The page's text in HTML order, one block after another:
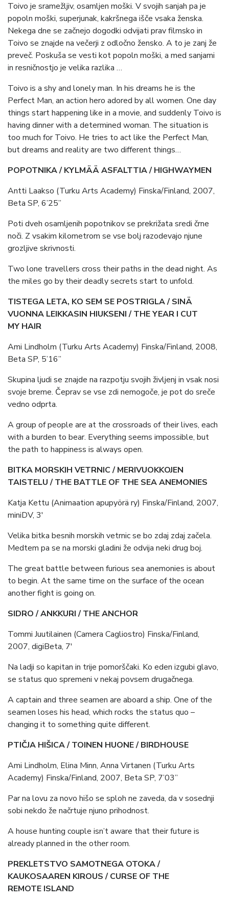
Toivo je sramežljiv, osamljen moški. V svojih sanjah pa je
popoln moški, superjunak, kakršnega išče vsaka ženska.
Nekega dne se začnejo dogodki odvijati prav filmsko in
Toivo se znajde na večerji z odločno žensko. A to je zanj že
preveč. Poskuša se vesti kot popoln moški, a med sanjami
in resničnostjo je velika razlika …
Toivo is a shy and lonely man. In his dreams he is the
Perfect Man, an action hero adored by all women. One day
things start happening like in a movie, and suddenly Toivo is
having dinner with a determined woman. The situation is
too much for Toivo. He tries to act like the Perfect Man,
but dreams and reality are two different things…
POPOTNIKA / KYLMÄÄ ASFALTTIA / HIGHWAYMEN
Antti Laakso (Turku Arts Academy) Finska/Finland, 2007,
Beta SP, 6’25”
Poti dveh osamljenih popotnikov se prekrižata sredi črne
noči. Z vsakim kilometrom se vse bolj razodevajo njune
grozljive skrivnosti.
Two lone travellers cross their paths in the dead night. As
the miles go by their deadly secrets start to unfold.
TISTEGA LETA, KO SEM SE POSTRIGLA / SINÄ
VUONNA LEIKKASIN HIUKSENI / THE YEAR I CUT
MY HAIR
Ami Lindholm (Turku Arts Academy) Finska/Finland, 2008,
Beta SP, 5’16”
Skupina ljudi se znajde na razpotju svojih življenj in vsak nosi
svoje breme. Čeprav se vse zdi nemogoče, je pot do sreče
vedno odprta.
A group of people are at the crossroads of their lives, each
with a burden to bear. Everything seems impossible, but
the path to happiness is always open.
BITKA MORSKIH VETRNIC / MERIVUOKKOJEN
TAISTELU / THE BATTLE OF THE SEA ANEMONIES
Katja Kettu (Animaation apupyörä ry) Finska/Finland, 2007,
miniDV, 3′
Velika bitka besnih morskih vetrnic se bo zdaj zdaj začela.
Medtem pa se na morski gladini že odvija neki drug boj.
The great battle between furious sea anemonies is about
to begin. At the same time on the surface of the ocean
another fight is going on.
SIDRO / ANKKURI / THE ANCHOR
Tommi Juutilainen (Camera Cagliostro) Finska/Finland,
2007, digiBeta, 7′
Na ladji so kapitan in trije pomorščaki. Ko eden izgubi glavo,
se status quo spremeni v nekaj povsem drugačnega.
A captain and three seamen are aboard a ship. One of the
seamen loses his head, which rocks the status quo –
changing it to something quite different.
PTIČJA HIŠICA / TOINEN HUONE / BIRDHOUSE
Ami Lindholm, Elina Minn, Anna Virtanen (Turku Arts
Academy) Finska/Finland, 2007, Beta SP, 7’03”
Par na lovu za novo hišo se sploh ne zaveda, da v sosednji
sobi nekdo že načrtuje njuno prihodnost.
A house hunting couple isn’t aware that their future is
already planned in the other room.
PREKLETSTVO SAMOTNEGA OTOKA /
KAUKOSAAREN KIROUS / CURSE OF THE
REMOTE ISLAND